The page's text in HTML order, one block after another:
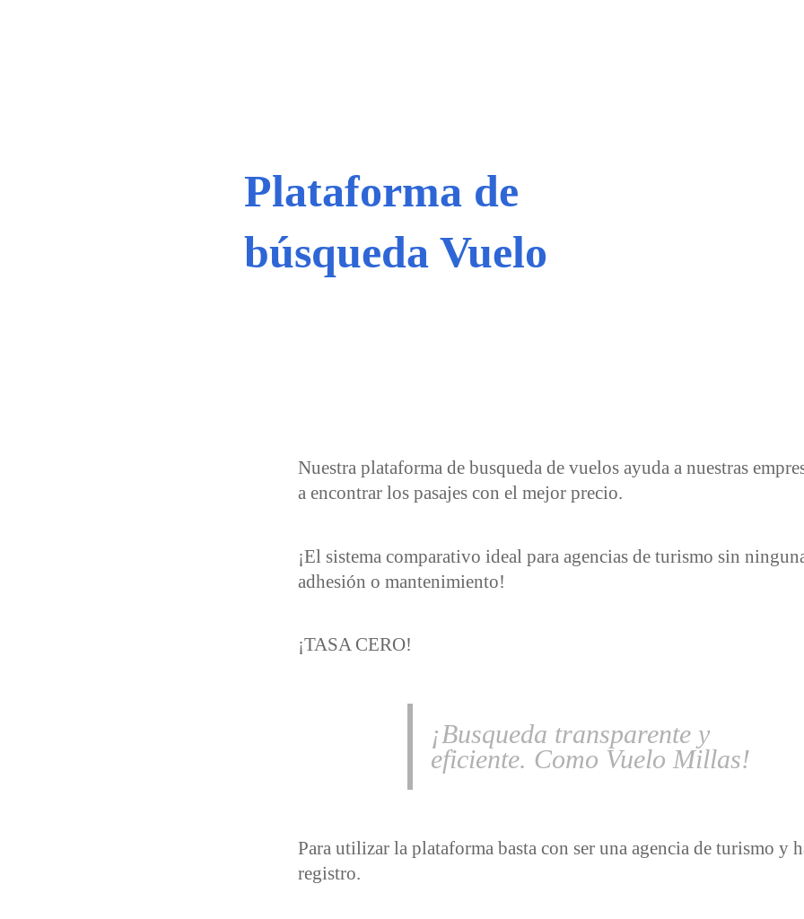
Plataforma de
búsqueda Vuelo
Nuestra plataforma de busqueda de vuelos ayuda a nuestras
a encontrar los pasajes con el mejor precio.
¡El sistema comparativo ideal para agencias de turismo sin
adhesión o mantenimiento!
¡TASA CERO!
¡Busqueda transparente y
eficiente. Como Vuelo Millas!
Para utilizar la plataforma basta con ser una agencia de turismo y
registro.